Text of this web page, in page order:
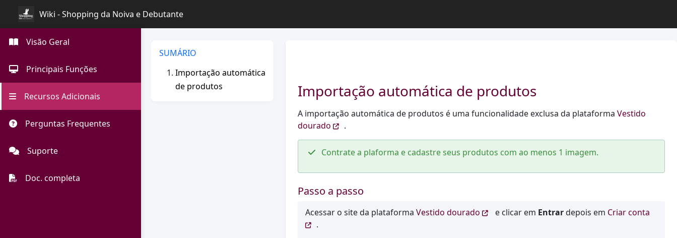
Wiki - Shopping da Noiva e Debutante
Visão Geral
Principais Funções
Recursos Adicionais
Perguntas Frequentes
Suporte
Doc. completa
SUMÁRIO
Importação automática
de produtos
Importação automática de produtos
A importação automática de produtos é uma funcionalidade exclusa da plataforma Vestido
dourado
.
Contrate a plaforma e cadastre seus produtos com ao menos 1 imagem.
Passo a passo
Acessar o site da plataforma Vestido dourado e clicar em Entrardepois em Criar conta
.